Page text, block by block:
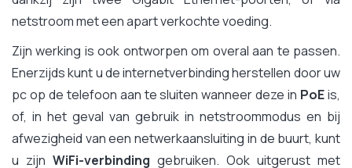
netstroom met een apart verkochte voeding.
Zijn werking is ook ontworpen om overal aan te passen.
Enerzijds kunt u de internetverbinding herstellen door uw
pc op de telefoon aan te sluiten wanneer deze in PoEis,
of, in het geval van gebruik in netstroommodus en bij
afwezigheid van een netwerkaansluiting in de buurt, kunt
u zijn WiFi-verbinding gebruiken. Ook uitgerust met